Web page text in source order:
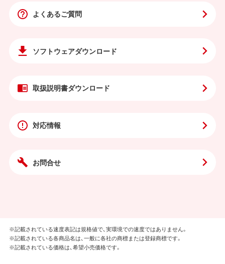
よくあるご質問
ソフトウェアダウンロード
取扱説明書ダウンロード
対応情報
お問合せ
※記載されている速度表記は規格値で、実環境での速度ではありません。
※記載されている各商品名は、一般に各社の商標または登録商標です。
※記載されている価格は、希望小売価格です。